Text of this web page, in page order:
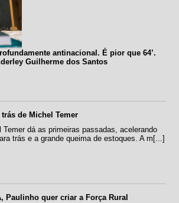
antinacional. É pior que 64’.
Guilherme dos Santos
de Michel Temer
Temer dá as primeiras passadas, acelerando
trás e a grande queima de estoques. A m[...]
Paulinho quer criar a Força Rural